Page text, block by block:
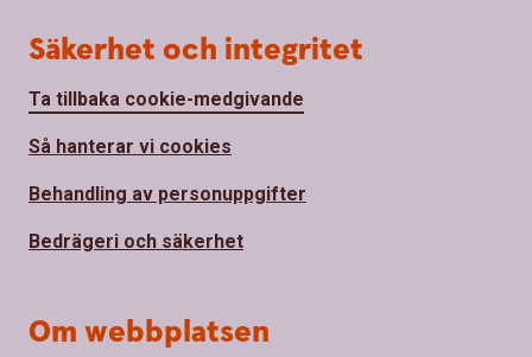
Säkerhet och integritet
Ta tillbaka cookie-medgivande
Så hanterar vi cookies
Behandling av personuppgifter
Bedrägeri och säkerhet
Om webbplatsen